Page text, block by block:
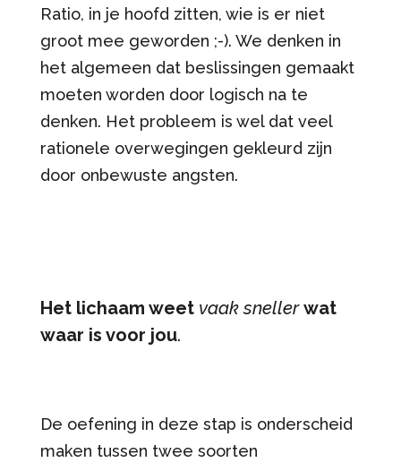
Ratio, in je hoofd zitten, wie is er niet
groot mee geworden ;-). We denken in
het algemeen dat beslissingen gemaakt
moeten worden door logisch na te
denken. Het probleem is wel dat veel
rationele overwegingen gekleurd zijn
door onbewuste angsten.
Het lichaam weet vaak sneller wat
waar is voor jou.
De oefening in deze stap is onderscheid
maken tussen twee soorten